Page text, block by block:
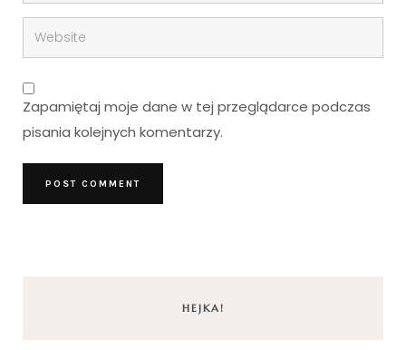
Zapamiętaj moje dane w tej przeglądarce podczas
pisania kolejnych komentarzy.
HEJKA!